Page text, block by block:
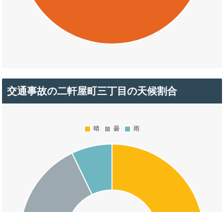
交通事故の二軒屋町三丁目の天候割合